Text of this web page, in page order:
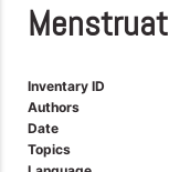
Inventary ID
Authors
Date
Topics